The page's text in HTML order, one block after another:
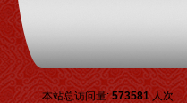
本站总访问量:573581人次